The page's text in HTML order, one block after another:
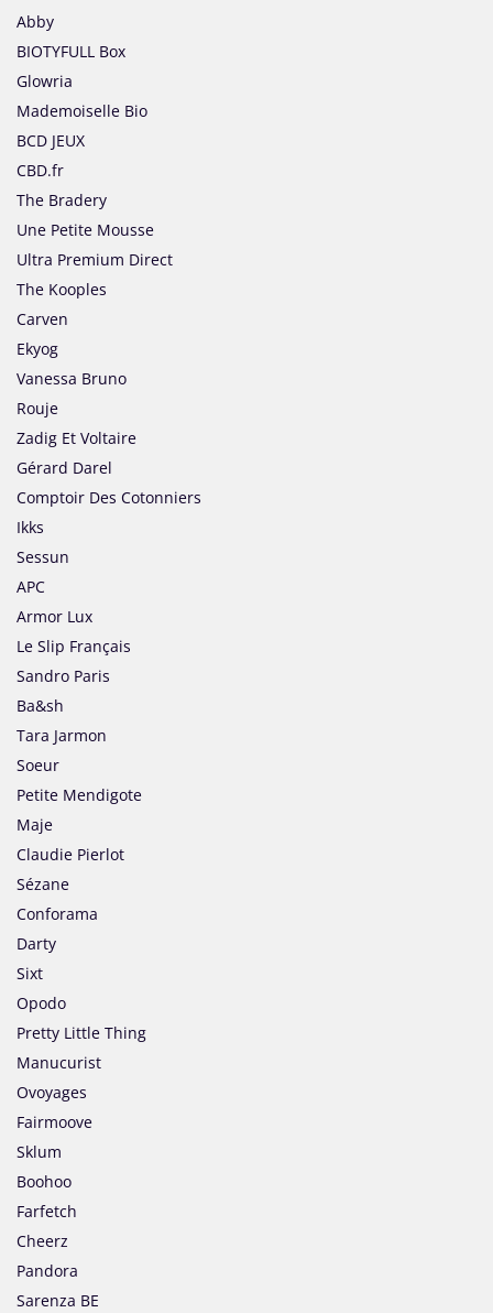
Abby
BIOTYFULL Box
Glowria
Mademoiselle Bio
BCD JEUX
CBD.fr
The Bradery
Une Petite Mousse
Ultra Premium Direct
The Kooples
Carven
Ekyog
Vanessa Bruno
Rouje
Zadig Et Voltaire
Gérard Darel
Comptoir Des Cotonniers
Ikks
Sessun
APC
Armor Lux
Le Slip Français
Sandro Paris
Ba&sh
Tara Jarmon
Soeur
Petite Mendigote
Maje
Claudie Pierlot
Sézane
Conforama
Darty
Sixt
Opodo
Pretty Little Thing
Manucurist
Ovoyages
Fairmoove
Sklum
Boohoo
Farfetch
Cheerz
Pandora
Sarenza BE